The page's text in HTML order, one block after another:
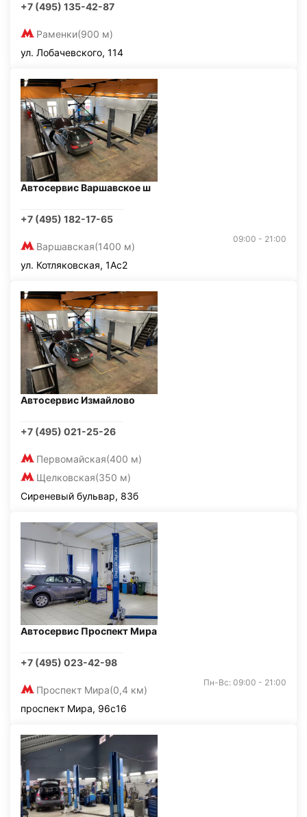
+7 (495) 135-42-87
Раменки(900 м)
ул. Лобачевского, 114
Автосервис Варшавское ш
+7 (495) 182-17-65
Варшавская(1400 м)
09:00 - 21:00
ул. Котляковская, 1Ас2
Автосервис Измайлово
+7 (495) 021-25-26
Первомайская(400 м)
Щелковская(350 м)
Сиреневый бульвар, 83б
Автосервис Проспект Мира
+7 (495) 023-42-98
Проспект Мира(0,4 км)
Пн-Вс: 09:00 - 21:00
проспект Мира, 96с16